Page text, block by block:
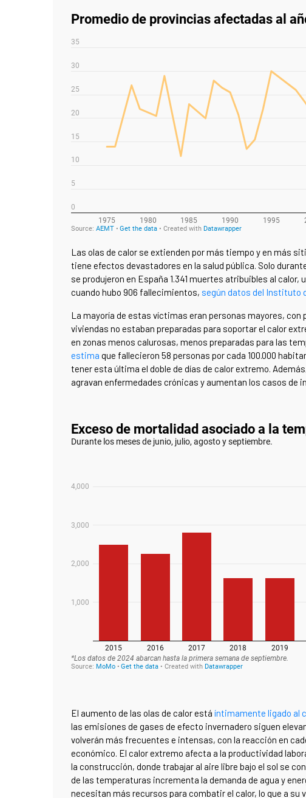
Las olas de calor se extienden por más tiempo y en más
tiene efectos devastadores en la salud pública. Solo
se produjeron en España 1.341 muertes atribuibles al calor,
cuando hubo 906 fallecimientos, según datos del Instituto
La mayoría de estas víctimas eran personas mayores, con
viviendas no estaban preparadas para soportar el calor
en zonas menos calurosas, menos preparadas para las
estima que fallecieron 58 personas por cada 100.000
tener esta última el doble de días de calor extremo.
agravan enfermedades crónicas y aumentan los casos de
El aumento de las olas de calor está íntimamente ligado al
las emisiones de gases de efecto invernadero siguen
volverán más frecuentes e intensas, con la reacción en
económico. El calor extremo afecta a la productividad
la construcción, donde trabajar al aire libre bajo el sol se
de las temperaturas incrementa la demanda de agua y
necesitan más recursos para combatir el calor, lo que a su